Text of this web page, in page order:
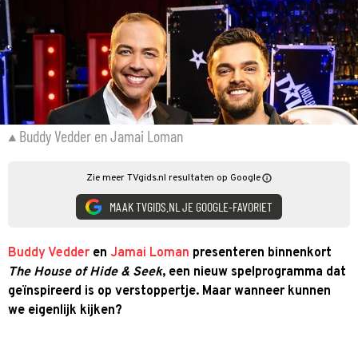
Buddy Vedder en Jamai Loman
Zie meer TVgids.nl resultaten op Google
MAAK TVGIDS.NL JE GOOGLE-FAVORIET
Buddy Vedder en Jamai Loman presenteren binnenkort
The House of Hide & Seek, een nieuw spelprogramma dat
geïnspireerd is op verstoppertje. Maar wanneer kunnen
we eigenlijk kijken?